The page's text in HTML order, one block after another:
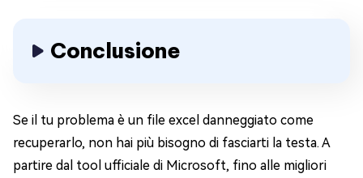
Conclusione
Se il tu problema è un file excel danneggiato come
recuperarlo, non hai più bisogno di fasciarti la testa. A
partire dal tool ufficiale di Microsoft, fino alle migliori